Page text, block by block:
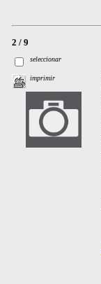
2 / 9
seleccionar
imprimir